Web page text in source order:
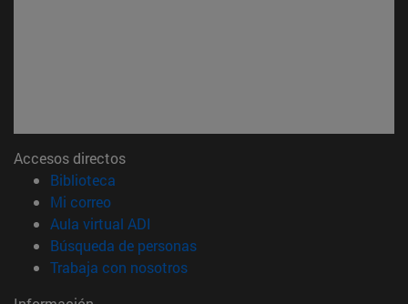
Accesos directos
Biblioteca
Mi correo(abre en nueva ventana)
Aula virtual ADI
Búsqueda de personas(abre en nueva ventana)
Trabaja con nosotros(abre en nueva ventana)